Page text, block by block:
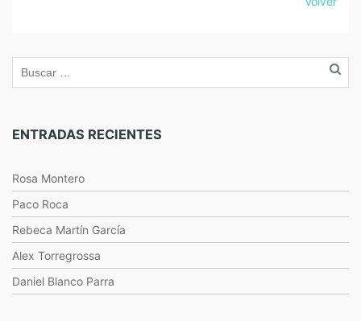
ENTRADAS RECIENTES
Rosa Montero
Paco Roca
Rebeca Martín García
Alex Torregrossa
Daniel Blanco Parra